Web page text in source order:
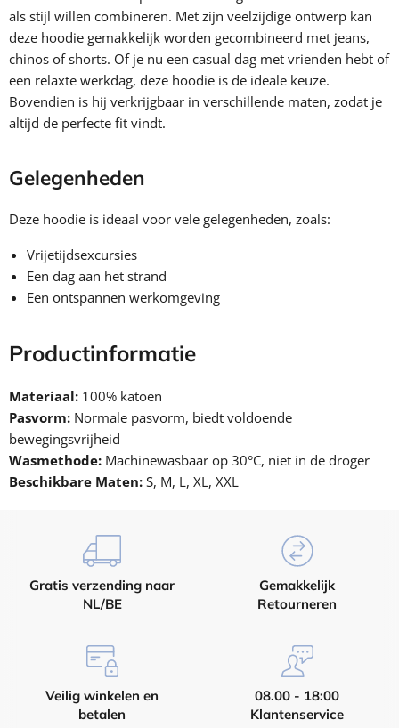
als stijl willen combineren. Met zijn veelzijdige ontwerp kan
deze hoodie gemakkelijk worden gecombineerd met jeans,
chinos of shorts. Of je nu een casual dag met vrienden hebt of
een relaxte werkdag, deze hoodie is de ideale keuze.
Bovendien is hij verkrijgbaar in verschillende maten, zodat je
altijd de perfecte fit vindt.
Gelegenheden
Deze hoodie is ideaal voor vele gelegenheden, zoals:
Vrijetijdsexcursies
Een dag aan het strand
Een ontspannen werkomgeving
Productinformatie
Materiaal: 100% katoen
Pasvorm: Normale pasvorm, biedt voldoende
bewegingsvrijheid
Wasmethode: Machinewasbaar op 30°C, niet in de droger
Beschikbare Maten: S, M, L, XL, XXL
Gratis verzending naar
NL/BE
Gemakkelijk
Retourneren
Veilig winkelen en
betalen
08.00 - 18:00
Klantenservice